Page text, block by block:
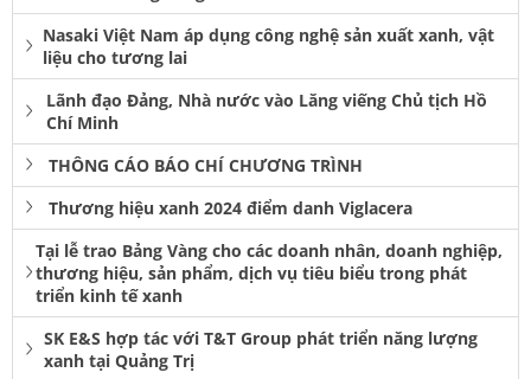
Nasaki Việt Nam áp dụng công nghệ sản xuất xanh, vật
liệu cho tương lai
Lãnh đạo Đảng, Nhà nước vào Lăng viếng Chủ tịch Hồ
Chí Minh
THÔNG CÁO BÁO CHÍ CHƯƠNG TRÌNH
Thương hiệu xanh 2024 điểm danh Viglacera
Tại lễ trao Bảng Vàng cho các doanh nhân, doanh nghiệp,
thương hiệu, sản phẩm, dịch vụ tiêu biểu trong phát
triển kinh tế xanh
SK E&S hợp tác với T&T Group phát triển năng lượng
xanh tại Quảng Trị